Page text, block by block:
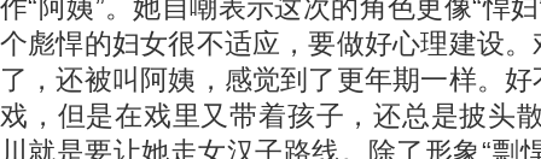
作“阿姨”。她自嘲表示这次的角色更像“悍
个彪悍的妇女很不适应，要做好心理建设
了，还被叫阿姨，感觉到了更年期一样。
戏，但是在戏里又带着孩子，还总是披头
川就是要让她走女汉子路线。除了形象“剽